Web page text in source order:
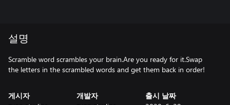
설명
Scramble word scrambles your brain.Are you ready for it.Swap
the letters in the scrambled words and get them back in order!
게시자 개발자 출시 날짜